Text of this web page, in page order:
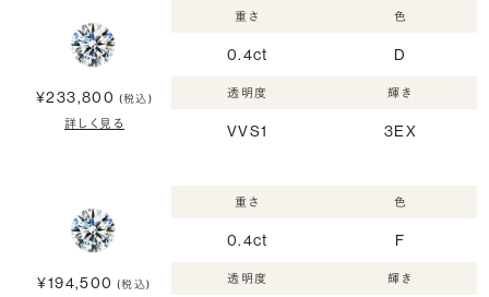
¥233,800 (税込)
詳しく見る
重さ
0.4ct
色
D
透明度
VVS1
輝き
3EX
¥194,500 (税込)
重さ
0.4ct
色
F
透明度 輝き